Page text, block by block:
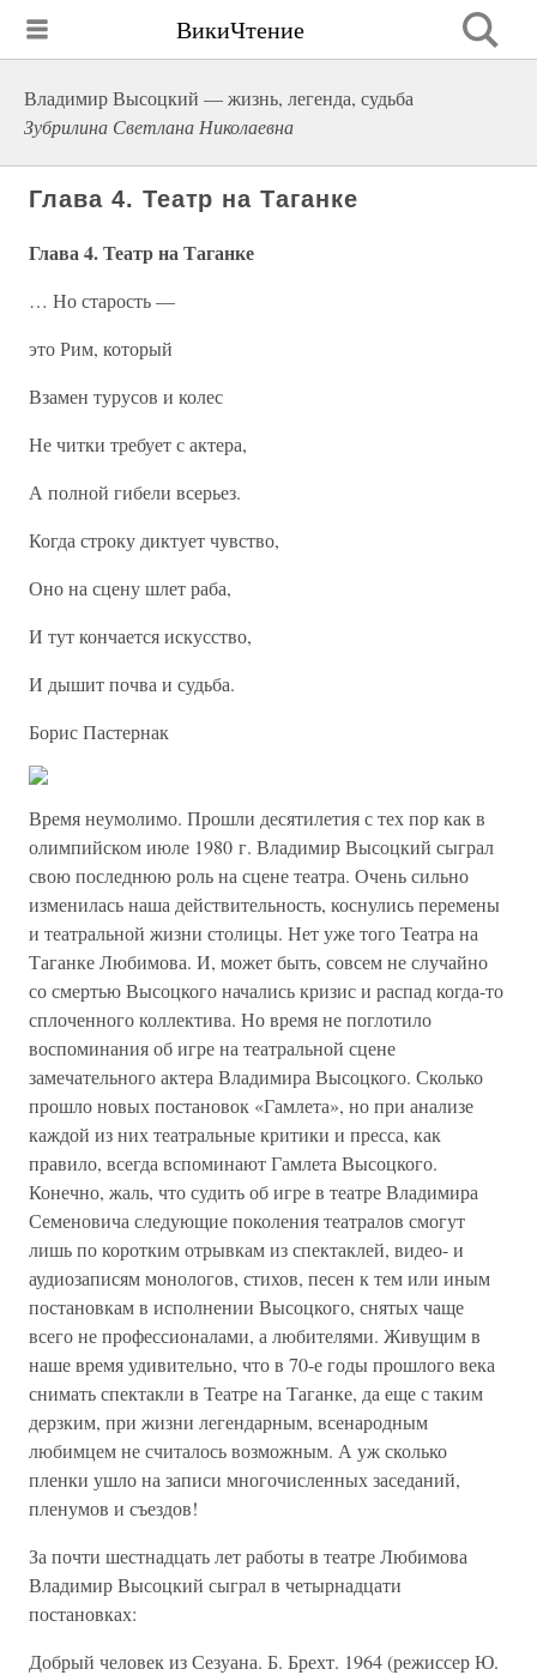
ВикиЧтение
Владимир Высоцкий — жизнь, легенда, судьба
Зубрилина Светлана Николаевна
Глава 4. Театр на Таганке
Глава 4. Театр на Таганке
… Но старость —
это Рим, который
Взамен турусов и колес
Не читки требует с актера,
А полной гибели всерьез.
Когда строку диктует чувство,
Оно на сцену шлет раба,
И тут кончается искусство,
И дышит почва и судьба.
Борис Пастернак
Время неумолимо. Прошли десятилетия с тех пор как в
олимпийском июле 1980 г. Владимир Высоцкий сыграл
свою последнюю роль на сцене театра. Очень сильно
изменилась наша действительность, коснулись перемены
и театральной жизни столицы. Нет уже того Театра на
Таганке Любимова. И, может быть, совсем не случайно
со смертью Высоцкого начались кризис и распад когда-то
сплоченного коллектива. Но время не поглотило
воспоминания об игре на театральной сцене
замечательного актера Владимира Высоцкого. Сколько
прошло новых постановок «Гамлета», но при анализе
каждой из них театральные критики и пресса, как
правило, всегда вспоминают Гамлета Высоцкого.
Конечно, жаль, что судить об игре в театре Владимира
Семеновича следующие поколения театралов смогут
лишь по коротким отрывкам из спектаклей, видео- и
аудиозаписям монологов, стихов, песен к тем или иным
постановкам в исполнении Высоцкого, снятых чаще
всего не профессионалами, а любителями. Живущим в
наше время удивительно, что в 70-е годы прошлого века
снимать спектакли в Театре на Таганке, да еще с таким
дерзким, при жизни легендарным, всенародным
любимцем не считалось возможным. А уж сколько
пленки ушло на записи многочисленных заседаний,
пленумов и съездов!
За почти шестнадцать лет работы в театре Любимова
Владимир Высоцкий сыграл в четырнадцати
постановках:
Добрый человек из Сезуана. Б. Брехт. 1964 (режиссер Ю.